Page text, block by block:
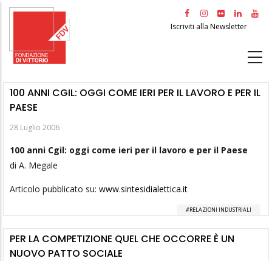
Salta
principale
Iscriviti alla Newsletter
100 ANNI CGIL: OGGI COME IERI PER IL LAVORO E PER IL
PAESE
28 Luglio 2006
100 anni Cgil: oggi come ieri per il lavoro e per il Paese
di A. Megale
Articolo pubblicato su: www.sintesidialettica.it
RELAZIONI INDUSTRIALI
PER LA COMPETIZIONE QUEL CHE OCCORRE È UN
NUOVO PATTO SOCIALE